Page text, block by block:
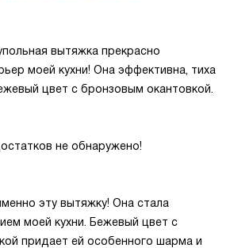
вытяжка прекрасно
моей кухни! Она эффективна, тиха
цвет с бронзовым окантовкой.
не обнаружено!
эту вытяжку! Она стала
моей кухни. Бежевый цвет с
придает ей особенного шарма и